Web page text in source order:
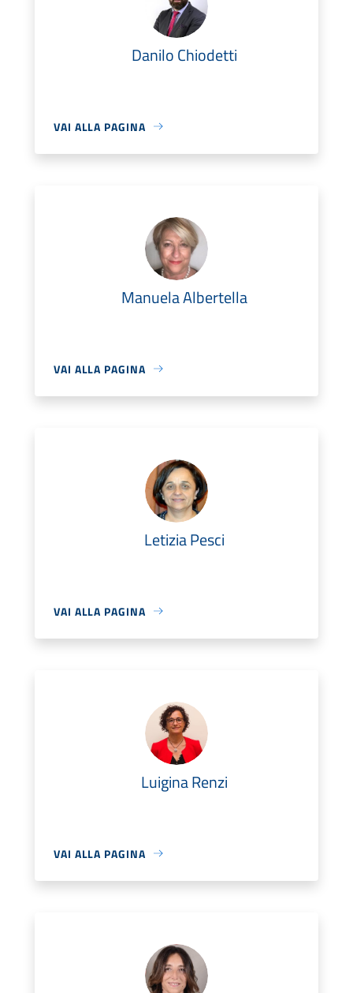
Danilo Chiodetti
VAI ALLA PAGINA
Manuela Albertella
VAI ALLA PAGINA
Letizia Pesci
VAI ALLA PAGINA
Luigina Renzi
VAI ALLA PAGINA